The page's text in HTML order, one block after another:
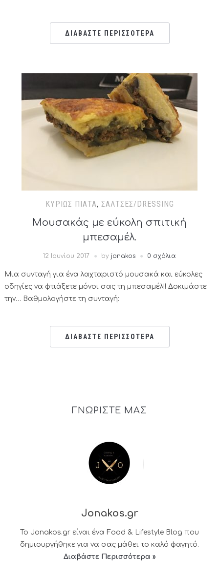
ΔΙΑΒΑΣΤΕ ΠΕΡΙΣΣΟΤΕΡΑ
ΚΥΡΊΩΣ ΠΙΆΤΑ, ΣΆΛΤΣΕΣ/DRESSING
Μουσακάς με εύκολη σπιτική
μπεσαμέλ.
12 Ιουνίου 2017 by jonakos 0 σχόλια
Μια συνταγή για ένα λαχταριστό μουσακά και εύκολες
οδηγίες να φτιάξετε μόνοι σας τη μπεσαμέλ!! Δοκιμάστε
την… Βαθμολογήστε τη συνταγή:
ΔΙΑΒΑΣΤΕ ΠΕΡΙΣΣΟΤΕΡΑ
ΓΝΩΡΙΣΤΕ ΜΑΣ
Jonakos.gr
Το Jonakos.gr είναι ένα Food & Lifestyle Blog που
δημιουργήθηκε για να σας μάθει το καλό φαγητό.
Διαβάστε Περισσότερα »